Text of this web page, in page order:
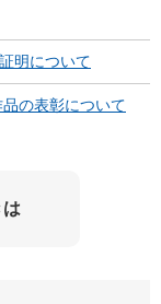
明について
の表彰について